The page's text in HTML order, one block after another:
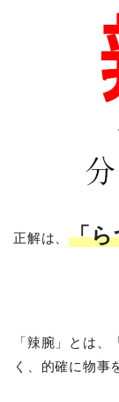
正解は、「ら
「辣腕」とは
く、的確に物事